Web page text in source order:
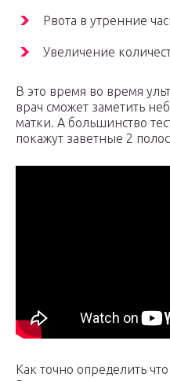
Рвота в утренние
Увеличение
В это время во время
врач сможет заметить
матки. А большинство
покажут заветные 2
Как точно определить